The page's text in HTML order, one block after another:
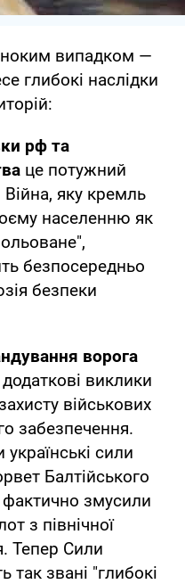
випадком —
глибокі наслідки
рф та
це потужний
Війна, яку кремль
населенню як
безпосередньо
безпеки
ворога
виклики
військових
забезпечення.
українські сили
Балтійського
змусили
з північної
Тепер Сили
так звані "глибокі